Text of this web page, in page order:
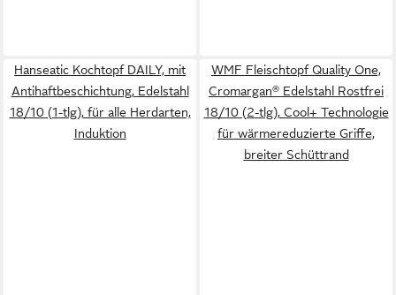
Hanseatic Kochtopf DAILY, mit
Antihaftbeschichtung, Edelstahl
18/10 (1-tlg), für alle Herdarten,
Induktion
WMF Fleischtopf Quality One,
Cromargan® Edelstahl Rostfrei
18/10 (2-tlg), Cool+ Technologie
für wärmereduzierte Griffe,
breiter Schüttrand